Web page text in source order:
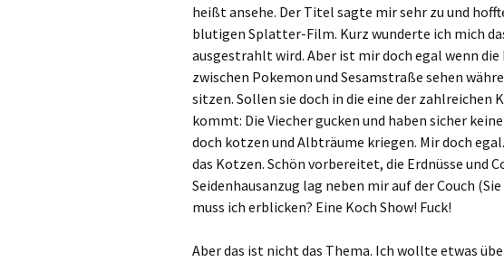
heißt ansehe. Der Titel sagte mir sehr zu und
blutigen Splatter-Film. Kurz wunderte ich mich
ausgestrahlt wird. Aber ist mir doch egal wenn
zwischen Pokemon und Sesamstraße sehen
sitzen. Sollen sie doch in die eine der zahlreichen
kommt: Die Viecher gucken und haben sicher
doch kotzen und Albträume kriegen. Mir doch
das Kotzen. Schön vorbereitet, die Erdnüsse und
Seidenhausanzug lag neben mir auf der Couch
muss ich erblicken? Eine Koch Show! Fuck!
Aber das ist nicht das Thema. Ich wollte etwas